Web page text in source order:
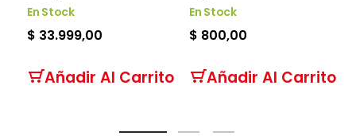
En Stock
$ 33.999,00
Añadir Al Carrito
En Stock
$ 800,00
Añadir Al Carrito